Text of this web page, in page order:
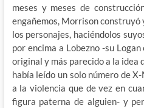
meses y meses de
engañemos, Morrison
los personajes, haciéndolos
por encima a Lobezno -su
original y más parecido a la idea
había leído un solo número de
a la violencia que de vez en
figura paterna de alguien- y